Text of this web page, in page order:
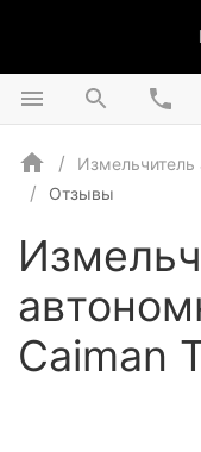
Измельчитель
Отзывы
Caiman